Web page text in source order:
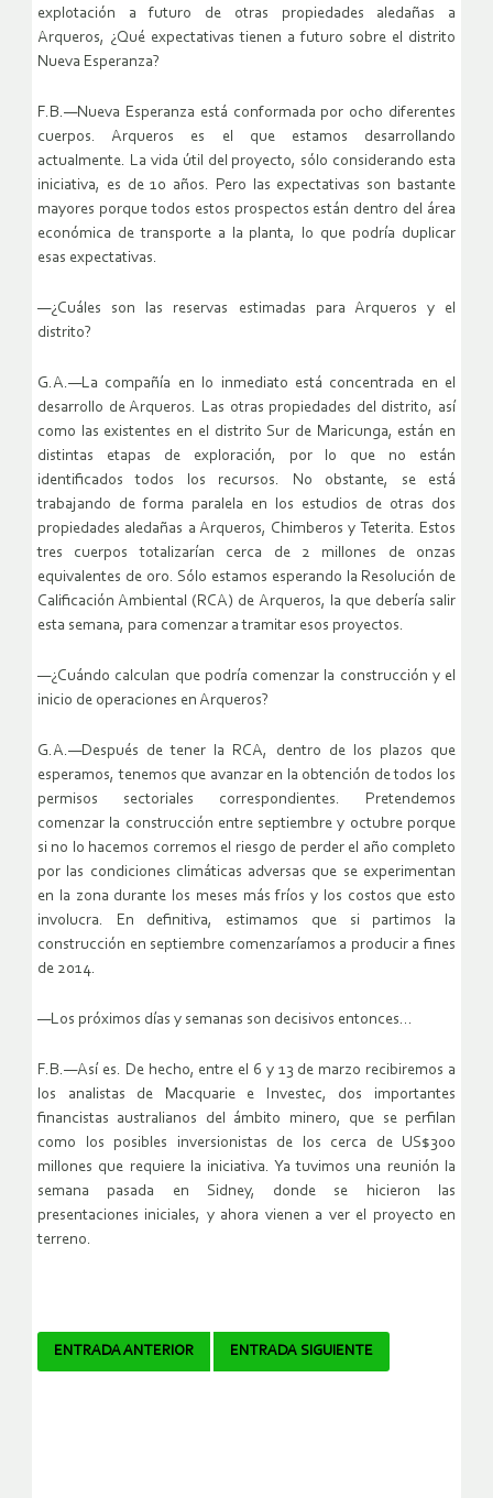
explotación a futuro de otras propiedades aledañas a
Arqueros, ¿Qué expectativas tienen a futuro sobre el distrito
Nueva Esperanza?
F.B.—Nueva Esperanza está conformada por ocho diferentes
cuerpos. Arqueros es el que estamos desarrollando
actualmente. La vida útil del proyecto, sólo considerando esta
iniciativa, es de 10 años. Pero las expectativas son bastante
mayores porque todos estos prospectos están dentro del área
económica de transporte a la planta, lo que podría duplicar
esas expectativas.
—¿Cuáles son las reservas estimadas para Arqueros y el
distrito?
G.A.—La compañía en lo inmediato está concentrada en el
desarrollo de Arqueros. Las otras propiedades del distrito, así
como las existentes en el distrito Sur de Maricunga, están en
distintas etapas de exploración, por lo que no están
identificados todos los recursos. No obstante, se está
trabajando de forma paralela en los estudios de otras dos
propiedades aledañas a Arqueros, Chimberos y Teterita. Estos
tres cuerpos totalizarían cerca de 2 millones de onzas
equivalentes de oro. Sólo estamos esperando la Resolución de
Calificación Ambiental (RCA) de Arqueros, la que debería salir
esta semana, para comenzar a tramitar esos proyectos.
—¿Cuándo calculan que podría comenzar la construcción y el
inicio de operaciones en Arqueros?
G.A.—Después de tener la RCA, dentro de los plazos que
esperamos, tenemos que avanzar en la obtención de todos los
permisos sectoriales correspondientes. Pretendemos
comenzar la construcción entre septiembre y octubre porque
si no lo hacemos corremos el riesgo de perder el año completo
por las condiciones climáticas adversas que se experimentan
en la zona durante los meses más fríos y los costos que esto
involucra. En definitiva, estimamos que si partimos la
construcción en septiembre comenzaríamos a producir a fines
de 2014.
—Los próximos días y semanas son decisivos entonces…
F.B.—Así es. De hecho, entre el 6 y 13 de marzo recibiremos a
los analistas de Macquarie e Investec, dos importantes
financistas australianos del ámbito minero, que se perfilan
como los posibles inversionistas de los cerca de US$300
millones que requiere la iniciativa. Ya tuvimos una reunión la
semana pasada en Sidney, donde se hicieron las
presentaciones iniciales, y ahora vienen a ver el proyecto en
terreno.
Navegador
ENTRADA ANTERIOR ENTRADA SIGUIENTE